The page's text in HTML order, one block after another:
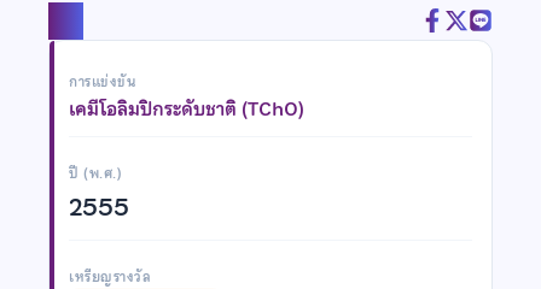
การแข่งขัน
เคมีโอลิมปิกระดับชาติ (TChO)
ปี (พ.ศ.)
2555
เหรียญรางวัล